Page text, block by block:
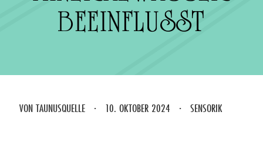
BEEINFLUSST
VON TAUNUSQUELLE · 10. OKTOBER 2024 · SENSORIK